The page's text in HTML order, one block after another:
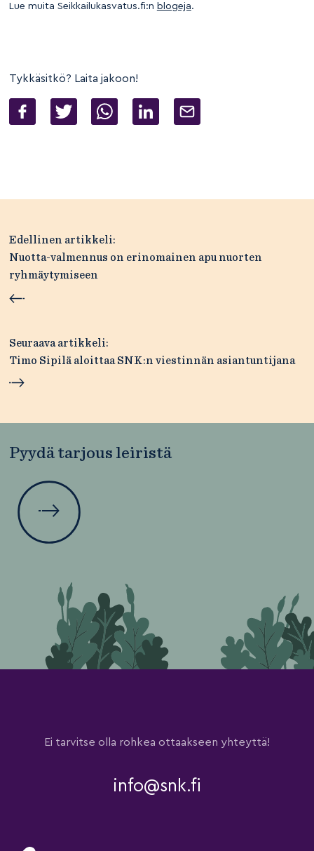
Lue muita Seikkailukasvatus.fi:n blogeja.
Tykkäsitkö? Laita jakoon!
Artikkelien
selaus
Edellinen artikkeli:
Nuotta-valmennus on erinomainen apu nuorten
ryhmäytymiseen
Seuraava artikkeli:
Timo Sipilä aloittaa SNK:n viestinnän asiantuntijana
Pyydä tarjous leiristä
Ei tarvitse olla rohkea ottaakseen yhteyttä!
info@snk.fi